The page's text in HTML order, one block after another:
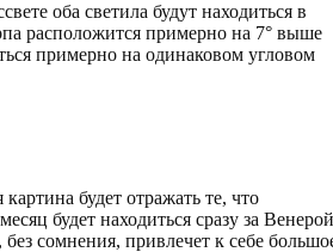
оба светила будут находиться в
расположится примерно на 7° выше
примерно на одинаковом угловом
будет отражать те, что
будет находиться сразу за
сомнения, привлечет к себе